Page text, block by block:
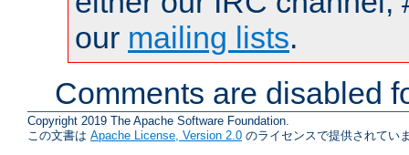
our mailing lists.
Comments are disabled
Copyright 2019 The Apache Software Foundation.
この文書は Apache License, Version 2.0 のライセンスで提供されてい